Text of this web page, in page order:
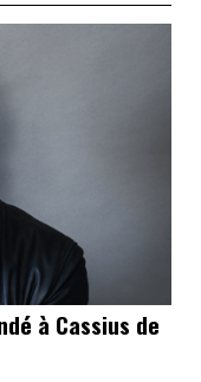
à Cassius de